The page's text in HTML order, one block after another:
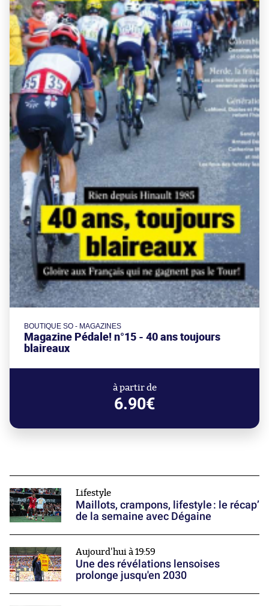
BOUTIQUE SO - MAGAZINES
Magazine Pédale! n°15 - 40 ans toujours
blaireaux
à partir de
6.90€
Lifestyle
Maillots, crampons, lifestyle : le récap’
de la semaine avec Dégaine
Aujourd'hui à 19:59
Une des révélations lensoises
prolonge jusqu'en 2030